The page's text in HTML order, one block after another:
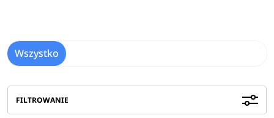
Wszystko
FILTROWANIE